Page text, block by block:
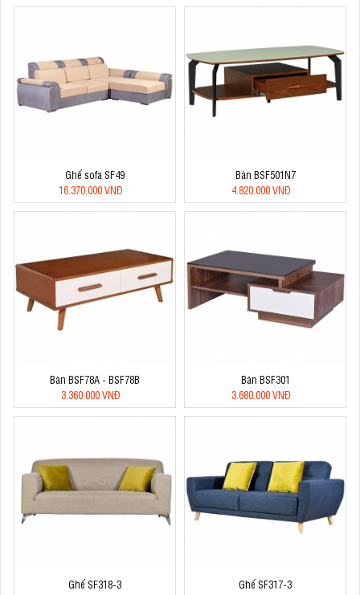
Ghế sofa SF49
16.370.000 VNĐ
Bàn BSF501N7
4.820.000 VNĐ
Bàn BSF78A - BSF78B
3.360.000 VNĐ
Bàn BSF301
3.680.000 VNĐ
Ghế SF318-3
Ghế SF317-3